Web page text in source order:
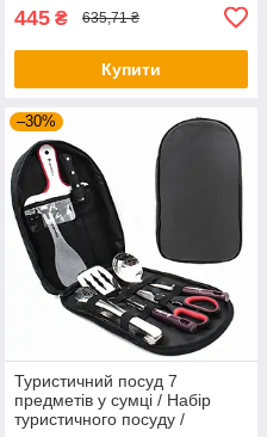
445 ₴ 635,71 ₴
Купити
–30%
Туристичний посуд 7
предметів у сумці / Набір
туристичного посуду /